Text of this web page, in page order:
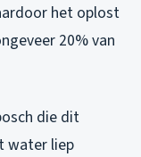
het oplost
20% van
die dit
water liep